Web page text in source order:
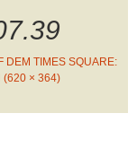
DEM TIMES SQUARE:
(620 × 364)